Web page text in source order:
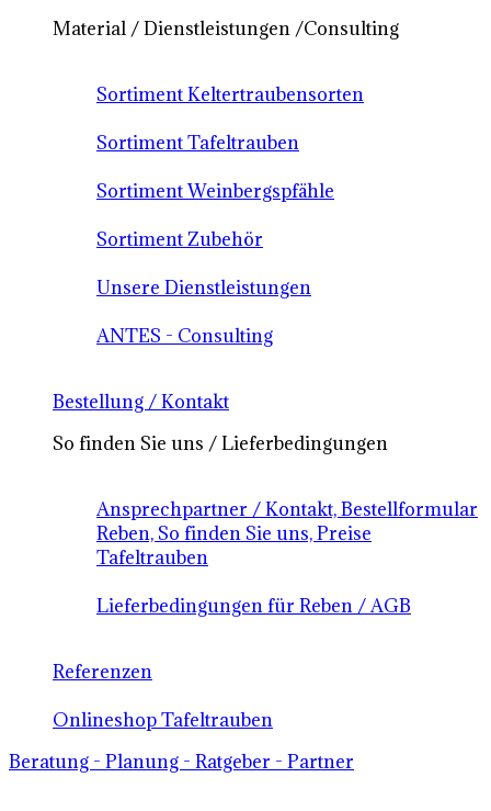
Material / Dienstleistungen /Consulting
Sortiment Keltertraubensorten
Sortiment Tafeltrauben
Sortiment Weinbergspfähle
Sortiment Zubehör
Unsere Dienstleistungen
ANTES - Consulting
Bestellung / Kontakt
So finden Sie uns / Lieferbedingungen
Ansprechpartner / Kontakt, Bestellformular
Reben, So finden Sie uns, Preise
Tafeltrauben
Lieferbedingungen für Reben / AGB
Referenzen
Onlineshop Tafeltrauben
Beratung - Planung - Ratgeber - Partner